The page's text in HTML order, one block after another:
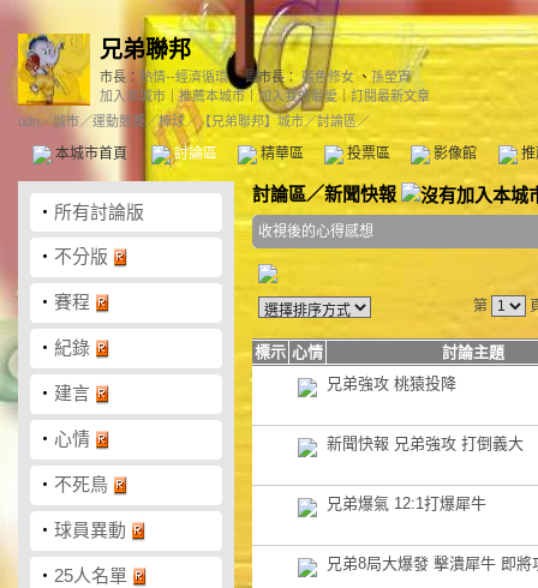
兄弟聯邦
市長： 熱情--經濟循環 副市長： 藍色修女 、 孫塋寊
加入本城市 ｜推薦本城市｜加入我的最愛｜訂閱最新文章
udn／城市／運動競賽／棒球／【兄弟聯邦】城市／討論區／
本城市首頁 討論區 精華區 投票區 影像館
‧ 所有討論版
‧ 不分版
‧ 賽程
‧ 紀錄
‧ 建言
‧ 心情
‧ 不死鳥
‧ 球員異動
‧ 25人名單
討論區／新聞快報
收視後的心得感想
第
標示 心情
討論主題
兄弟強攻 桃猿投降
新聞快報 兄弟強攻 打倒義大
兄弟爆氣 12:1打爆犀牛
兄弟8局大爆發 擊潰犀牛 即將